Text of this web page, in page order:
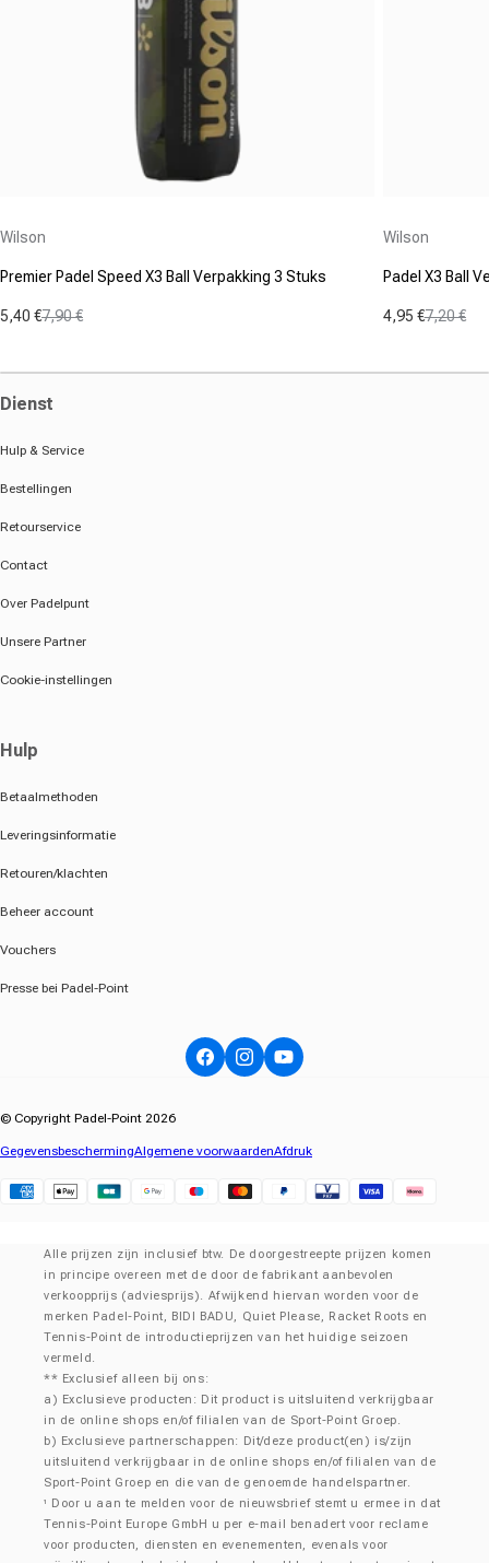
Wilson
Premier Padel Speed X3 Ball Verpakking 3 Stuks
Aanbiedingsprijs
5,40 €
Normale prijs
7,90 €
Wilson
Padel X3 Ball
4,95 €
Normale
7,20 €
Dienst
Hulp & Service
Bestellingen
Retourservice
Contact
Over Padelpunt
Unsere Partner
Cookie-instellingen
Hulp
Betaalmethoden
Leveringsinformatie
Retouren/klachten
Beheer account
Vouchers
Presse bei Padel-Point
FacebookInstagramYouTube
© Copyright Padel-Point 2026
GegevensbeschermingAlgemene voorwaardenAfdruk
Alle prijzen zijn inclusief btw. De doorgestreepte prijzen komen
in principe overeen met de door de fabrikant aanbevolen
verkoopprijs (adviesprijs). Afwijkend hiervan worden voor de
merken Padel-Point, BIDI BADU, Quiet Please, Racket Roots en
Tennis-Point de introductieprijzen van het huidige seizoen
vermeld.
** Exclusief alleen bij ons:
a) Exclusieve producten: Dit product is uitsluitend verkrijgbaar
in de online shops en/of filialen van de Sport-Point Groep.
b) Exclusieve partnerschappen: Dit/deze product(en) is/zijn
uitsluitend verkrijgbaar in de online shops en/of filialen van de
Sport-Point Groep en die van de genoemde handelspartner.
¹
Door u aan te melden voor de nieuwsbrief stemt u ermee in dat
Tennis-Point Europe GmbH u per e-mail benadert voor reclame
voor producten, diensten en evenementen, evenals voor